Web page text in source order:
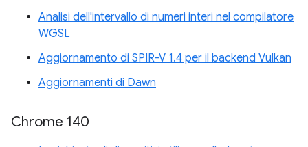
Analisi dell'intervallo di numeri interi nel compilatore
WGSL
Aggiornamento di SPIR-V 1.4 per il backend Vulkan
Aggiornamenti di Dawn
Chrome 140